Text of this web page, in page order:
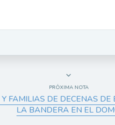
PRÓXIMA NOTA
FAMILIAS DE DECENAS
LA BANDERA EN EL